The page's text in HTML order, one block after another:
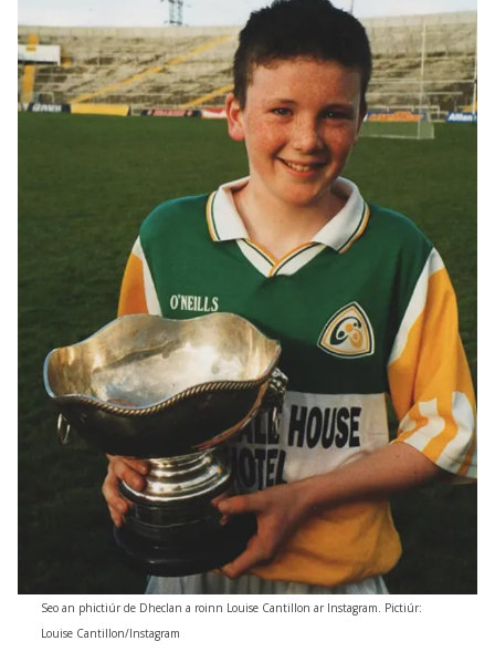
Seo an phictiúr de Dheclan a roinn Louise Cantillon ar Instagram. Pictiúr:
Louise Cantillon/Instagram